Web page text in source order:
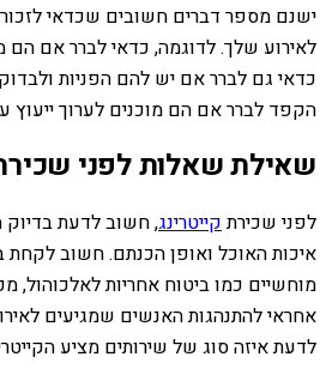
ישנם מספר דברים חשובים שכדאי לזכור
לאירוע שלך. לדוגמה, כדאי לברר אם
כדאי גם לברר אם יש להם הפניות ולבדוק
הקפד לברר אם הם מוכנים לערוך ייעוץ
שאילת שאלות לפני
לפני שכירתקייטרינג, חשוב לדעת
איכות האוכל ואופן הכנתם. חשוב לקחת
מוחשיים כמו ביטוח אחריות לאלכוהול,
אחראי להתנהגות האנשים שמגיעים
לדעת איזה סוג של שירותים מציע